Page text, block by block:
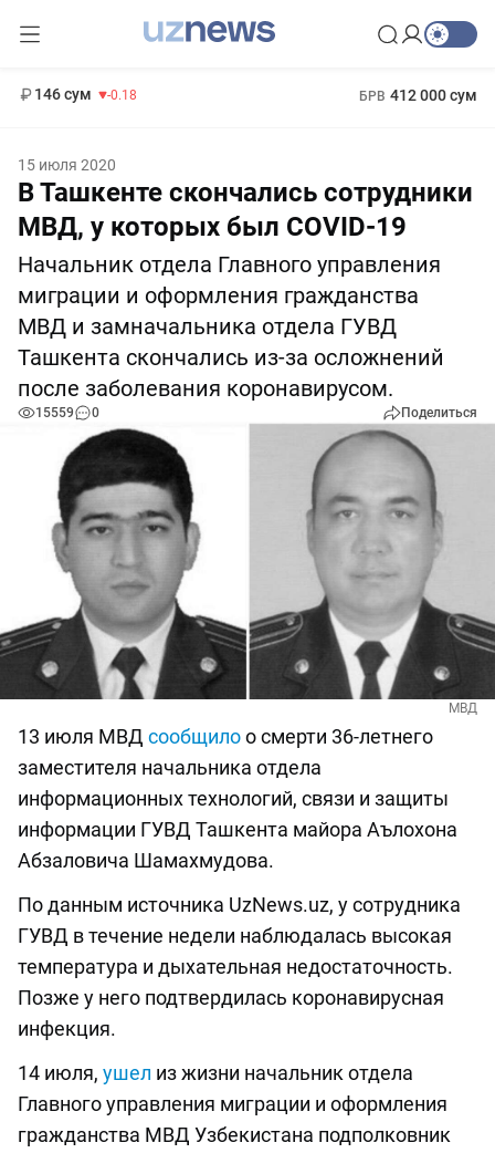
146 сум -0.18 БРВ 412 000 сум
15 июля 2020
В Ташкенте скончались сотрудники
МВД, у которых был COVID-19
Начальник отдела Главного управления
миграции и оформления гражданства
МВД и замначальника отдела ГУВД
Ташкента скончались из-за осложнений
после заболевания коронавирусом.
15559 0 Поделиться
МВД
13 июля МВД сообщилоо смерти 36-летнего
заместителя начальника отдела
информационных технологий, связи и защиты
информации ГУВД Ташкента майора Аълохона
Абзаловича Шамахмудова.
По данным источника UzNews.uz, у сотрудника
ГУВД в течение недели наблюдалась высокая
температура и дыхательная недостаточность.
Позже у него подтвердилась коронавирусная
инфекция.
14 июля, ушел из жизни начальник отдела
Главного управления миграции и оформления
гражданства МВД Узбекистана подполковник